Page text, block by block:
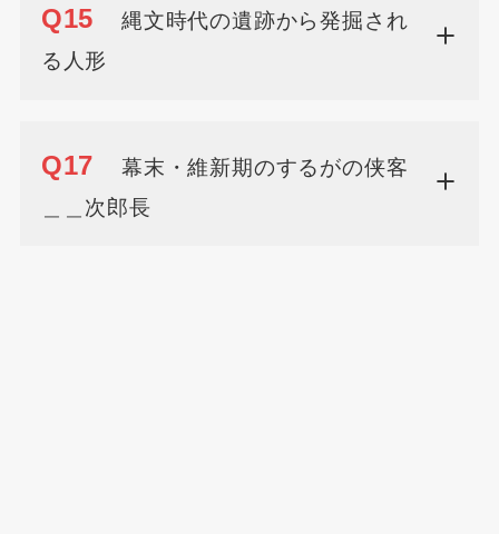
Q15
縄文時代の遺跡から発掘され
る人形
Q17
幕末・維新期のするがの侠客
＿＿次郎長